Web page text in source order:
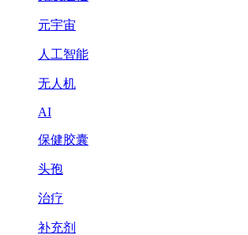
元宇宙
人工智能
无人机
AI
保健胶囊
头孢
治疗
补充剂